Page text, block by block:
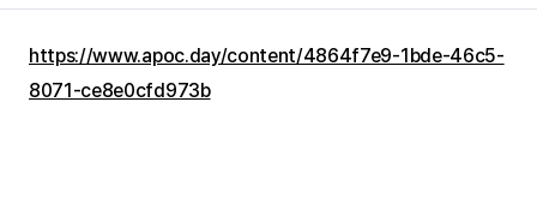
https://www.apoc.day/content/4864f7e9-1bde-46c5-
8071-ce8e0cfd973b